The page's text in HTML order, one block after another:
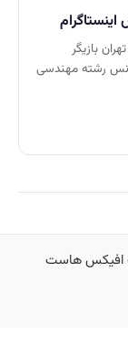
امانی احسان امانی متولد 1327 در تهران بازیگر
رشته مهندسی
افیکس هاست